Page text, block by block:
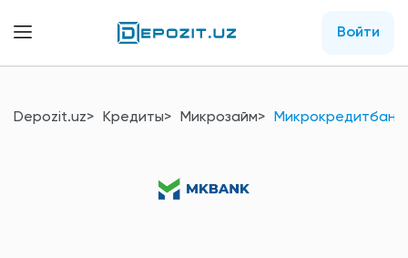
Войти
Depozit.uz Кредиты Микрозайм Микрокредитбанк